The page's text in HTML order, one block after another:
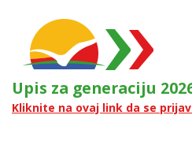
Upis za generaciju
Kliknite na ovaj link da se